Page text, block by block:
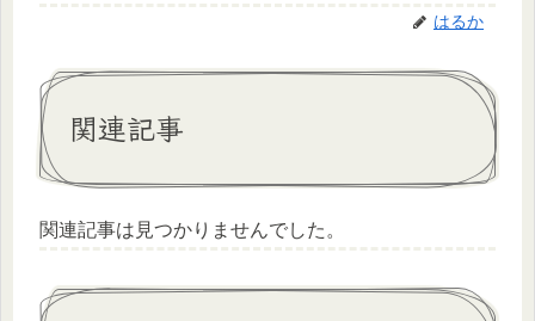
はるか
関連記事
関連記事は見つかりませんでした。